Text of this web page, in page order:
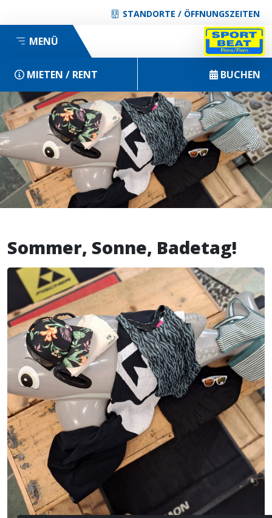
STANDORTE / ÖFFNUNGSZEITEN
MENÜ
MIETEN / RENT BUCHEN
Sommer, Sonne, Badetag!